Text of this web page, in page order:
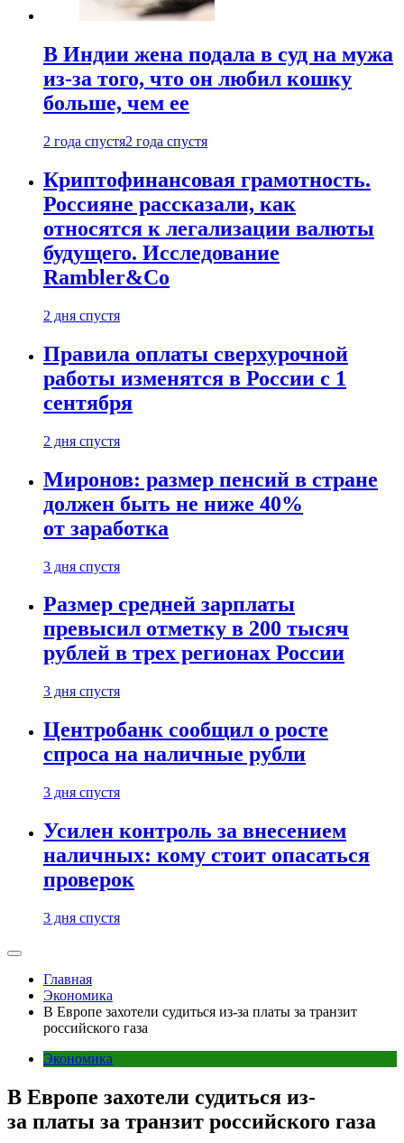
В Индии жена подала в суд на мужа
из-за того, что он любил кошку
больше, чем ее
2 года спустя2 года спустя
Криптофинансовая грамотность.
Россияне рассказали, как
относятся к легализации валюты
будущего. Исследование
Rambler&Co
2 дня спустя
Правила оплаты сверхурочной
работы изменятся в России с 1
сентября
2 дня спустя
Миронов: размер пенсий в стране
должен быть не ниже 40%
от заработка
3 дня спустя
Размер средней зарплаты
превысил отметку в 200 тысяч
рублей в трех регионах России
3 дня спустя
Центробанк сообщил о росте
спроса на наличные рубли
3 дня спустя
Усилен контроль за внесением
наличных: кому стоит опасаться
проверок
3 дня спустя
Главная
Экономика
В Европе захотели судиться из-за платы за транзит
российского газа
Экономика
В Европе захотели судиться из-
за платы за транзит российского газа